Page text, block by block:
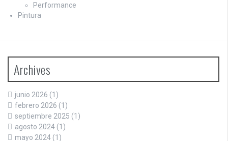
Performance
Pintura
Archives
junio 2026 (1)
febrero 2026 (1)
septiembre 2025 (1)
agosto 2024 (1)
mayo 2024 (1)